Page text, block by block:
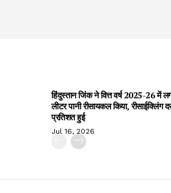
हिंदुस्तान जिंक ने वित्त वर्ष 2025-26 में
लीटर पानी रीसायकल किया, रीसाईक्लिंग
प्रतिशत हुई
Jul 16, 2026